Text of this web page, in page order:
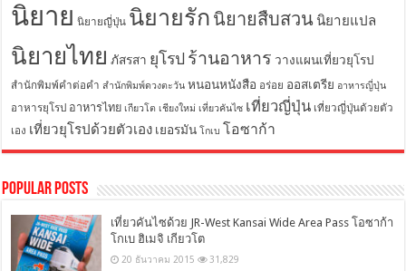
นิยาย นิยายญี่ปุ่น นิยายรัก นิยายสืบสวน นิยายแปล
นิยายไทย ภัสรสา ยุโรป ร้านอาหาร วางแผนเที่ยวยุโรป
สำนักพิมพ์คำต่อคำ สำนักพิมพ์ดวงตะวัน หนอนหนังสือ อร่อย ออสเตรีย อาหารญี่ปุ่น
อาหารยุโรป อาหารไทย เกียวโต เชียงใหม่ เที่ยวคันไซ เที่ยวญี่ปุ่น เที่ยวญี่ปุ่นด้วยตัว
เอง เที่ยวยุโรปด้วยตัวเอง เยอรมัน โกเบ โอซาก้า
Popular Posts
เที่ยวคันไซด้วย JR-West Kansai Wide Area Pass โอซาก้า
โกเบ ฮิเมจิ เกียวโต
20 ธันวาคม 2015 31,829